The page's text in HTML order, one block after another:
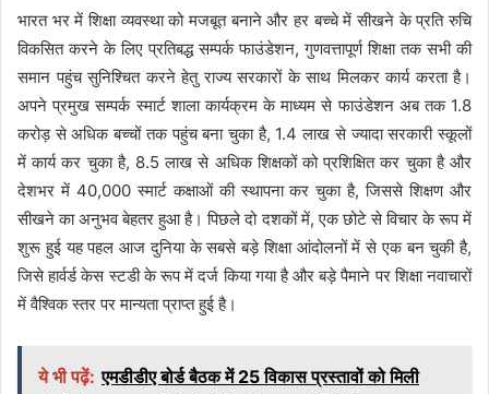
भारत भर में शिक्षा व्यवस्था को मजबूत बनाने और हर बच्चे में सीखने के प्रति रुचि
विकसित करने के लिए प्रतिबद्ध सम्पर्क फाउंडेशन, गुणवत्तापूर्ण शिक्षा तक सभी की
समान पहुंच सुनिश्चित करने हेतु राज्य सरकारों के साथ मिलकर कार्य करता है।
अपने प्रमुख सम्पर्क स्मार्ट शाला कार्यक्रम के माध्यम से फाउंडेशन अब तक 1.8
करोड़ से अधिक बच्चों तक पहुंच बना चुका है, 1.4 लाख से ज्यादा सरकारी स्कूलों
में कार्य कर चुका है, 8.5 लाख से अधिक शिक्षकों को प्रशिक्षित कर चुका है और
देशभर में 40,000 स्मार्ट कक्षाओं की स्थापना कर चुका है, जिससे शिक्षण और
सीखने का अनुभव बेहतर हुआ है। पिछले दो दशकों में, एक छोटे से विचार के रूप में
शुरू हुई यह पहल आज दुनिया के सबसे बड़े शिक्षा आंदोलनों में से एक बन चुकी है,
जिसे हार्वर्ड केस स्टडी के रूप में दर्ज किया गया है और बड़े पैमाने पर शिक्षा नवाचारों
में वैश्विक स्तर पर मान्यता प्राप्त हुई है।
ये भी पढ़ें: एमडीडीए बोर्ड बैठक में 25 विकास प्रस्तावों को मिली